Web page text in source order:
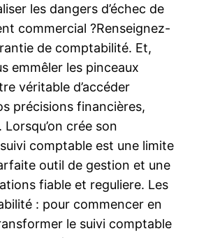
les dangers d’échec de
commercial ?Renseignez-
de comptabilité. Et,
emmêler les pinceaux
véritable d’accéder
précisions financières,
crée son
comptable est une limite
outil de gestion et une
fiable et reguliere. Les
: pour commencer en
le suivi comptable